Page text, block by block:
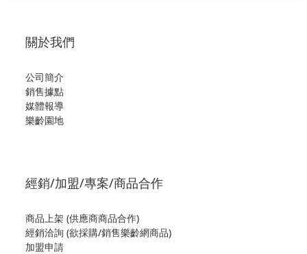
關於我們
公司簡介
銷售據點
媒體報導
樂齡園地
經銷/加盟/專案/商品合作
商品上架 (供應商商品合作)
經銷洽詢 (欲採購/銷售樂齡網商品)
加盟申請